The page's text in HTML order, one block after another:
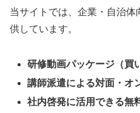
当サイトでは、企業・自治
供しています。
研修動画パッケージ（買
講師派遣による対面・オ
社内啓発に活用できる無